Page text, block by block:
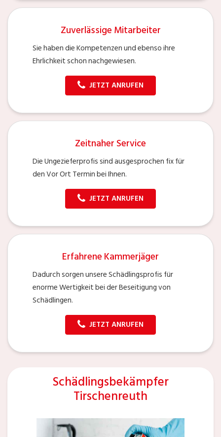
Zuverlässige Mitarbeiter
Sie haben die Kompetenzen und ebenso ihre
Ehrlichkeit schon nachgewiesen.
JETZT ANRUFEN
Zeitnaher Service
Die Ungezieferprofis sind ausgesprochen fix für
den Vor Ort Termin bei Ihnen.
JETZT ANRUFEN
Erfahrene Kammerjäger
Dadurch sorgen unsere Schädlingsprofis für
enorme Wertigkeit bei der Beseitigung von
Schädlingen.
JETZT ANRUFEN
Schädlingsbekämpfer
Tirschenreuth